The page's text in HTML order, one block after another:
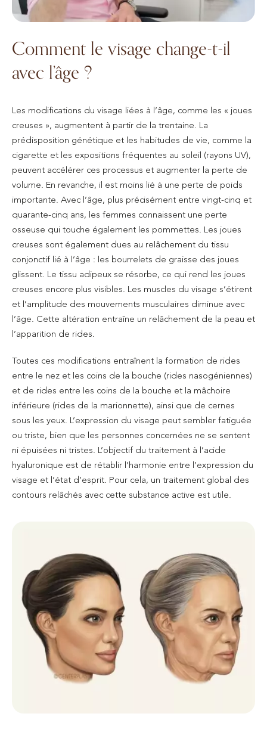
Comment le visage change-t-il
avec l’âge ?
Les modifications du visage liées à l’âge, comme les « joues
creuses », augmentent à partir de la trentaine. La
prédisposition génétique et les habitudes de vie, comme la
cigarette et les expositions fréquentes au soleil (rayons UV),
peuvent accélérer ces processus et augmenter la perte de
volume. En revanche, il est moins lié à une perte de poids
importante. Avec l’âge, plus précisément entre vingt-cinq et
quarante-cinq ans, les femmes connaissent une perte
osseuse qui touche également les pommettes. Les joues
creuses sont également dues au relâchement du tissu
conjonctif lié à l’âge : les bourrelets de graisse des joues
glissent. Le tissu adipeux se résorbe, ce qui rend les joues
creuses encore plus visibles. Les muscles du visage s’étirent
et l’amplitude des mouvements musculaires diminue avec
l’âge. Cette altération entraîne un relâchement de la peau et
l’apparition de rides.
Toutes ces modifications entraînent la formation de rides
entre le nez et les coins de la bouche (rides nasogéniennes)
et de rides entre les coins de la bouche et la mâchoire
inférieure (rides de la marionnette), ainsi que de cernes
sous les yeux. L’expression du visage peut sembler fatiguée
ou triste, bien que les personnes concernées ne se sentent
ni épuisées ni tristes. L’objectif du traitement à l’acide
hyaluronique est de rétablir l’harmonie entre l’expression du
visage et l’état d’esprit. Pour cela, un traitement global des
contours relâchés avec cette substance active est utile.